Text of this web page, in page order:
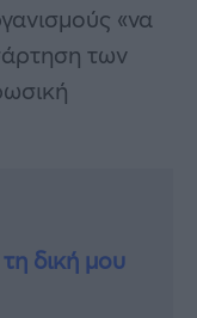
«να
των
δική μου